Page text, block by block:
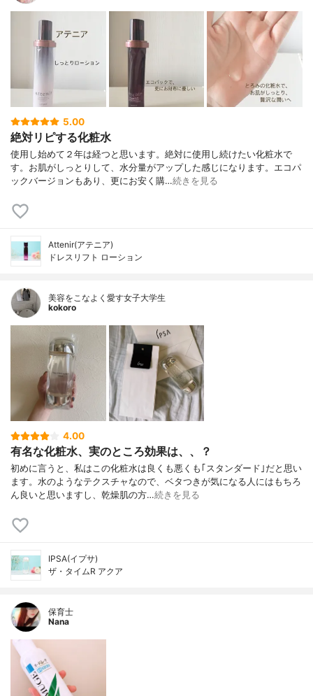
5.00
絶対リピする化粧水
使用し始めて２年は経つと思います。絶対に使用し続けたい化粧水で
す。お肌がしっとりして、水分量がアップした感じになります。エコパ
ックバージョンもあり、更にお安く購…続きを見る
Attenir(アテニア)
ドレスリフト ローション
美容をこなよく愛す女子大学生
kokoro
4.00
有名な化粧水、実のところ効果は、、？
初めに言うと、私はこの化粧水は良くも悪くも｢スタンダード｣だと思い
ます。水のようなテクスチャなので、ベタつきが気になる人にはもちろ
ん良いと思いますし、乾燥肌の方…続きを見る
IPSA(イプサ)
ザ・タイムR アクア
保育士
Nana